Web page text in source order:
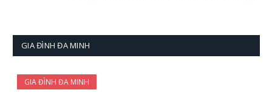
GIA ĐÌNH ĐA MINH
GIA ĐÌNH ĐA MINH